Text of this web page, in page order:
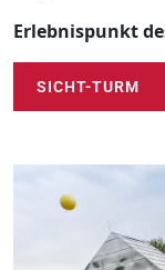
Erlebnispunkt
SICHT-TURM